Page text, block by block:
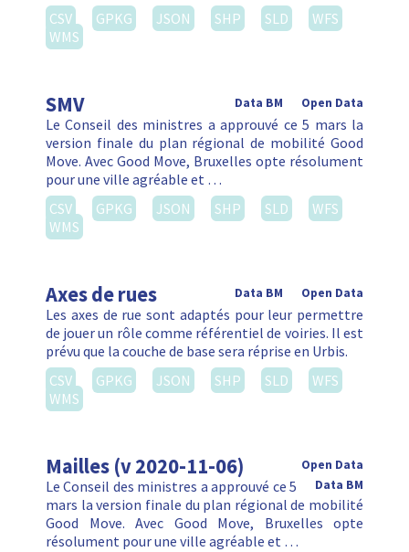
CSV
GPKG JSON SHP SLD
WFS
WMS
SMV Open Data
Data BM
Le Conseil des ministres a approuvé ce 5 mars la
version finale du plan régional de mobilité Good
Move. Avec Good Move, Bruxelles opte résolument
pour une ville agréable et …
CSV
GPKG JSON SHP SLD
WFS
WMS
Axes de rues Open Data
Data BM
Les axes de rue sont adaptés pour leur permettre
de jouer un rôle comme référentiel de voiries. Il est
prévu que la couche de base sera réprise en Urbis.
CSV
GPKG JSON SHP SLD
WFS
WMS
Mailles (v 2020-11-06)
Open Data
Data BM
Le Conseil des ministres a approuvé ce 5
mars la version finale du plan régional de mobilité
Good Move. Avec Good Move, Bruxelles opte
résolument pour une ville agréable et …